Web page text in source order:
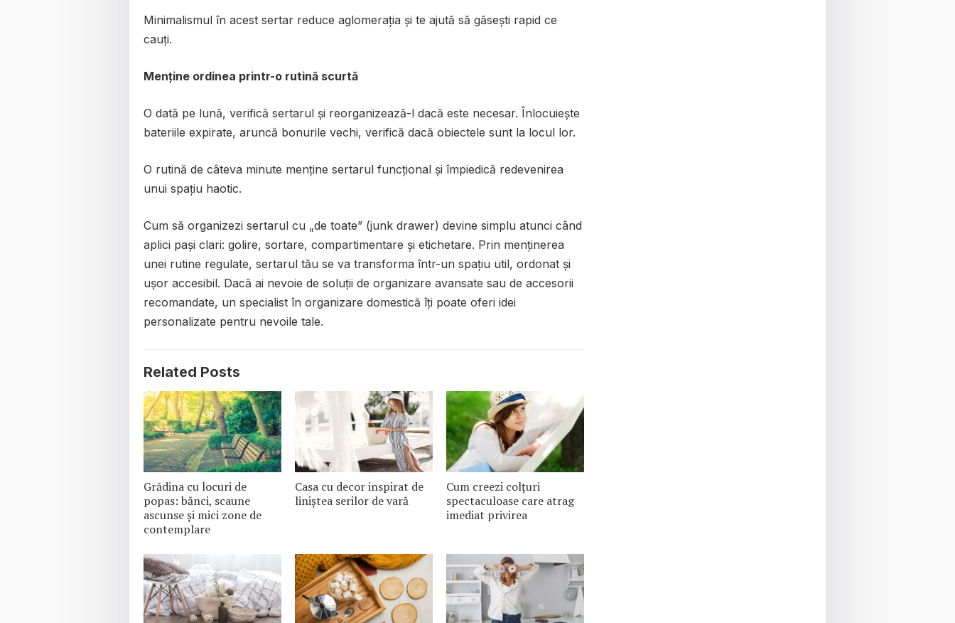
Minimalismul în acest sertar reduce aglomerația și te ajută să găsești rapid ce
cauți.
Menține ordinea printr-o rutină scurtă
O dată pe lună, verifică sertarul și reorganizează-l dacă este necesar. Înlocuiește
bateriile expirate, aruncă bonurile vechi, verifică dacă obiectele sunt la locul lor.
O rutină de câteva minute menține sertarul funcțional și împiedică redevenirea
unui spațiu haotic.
Cum să organizezi sertarul cu „de toate” (junk drawer) devine simplu atunci când
aplici pași clari: golire, sortare, compartimentare și etichetare. Prin menținerea
unei rutine regulate, sertarul tău se va transforma într-un spațiu util, ordonat și
ușor accesibil. Dacă ai nevoie de soluții de organizare avansate sau de accesorii
recomandate, un specialist în organizare domestică îți poate oferi idei
personalizate pentru nevoile tale.
Related Posts
Grădina cu locuri de
popas: bănci, scaune
ascunse și mici zone de
contemplare
Casa cu decor inspirat de
liniștea serilor de vară
Cum creezi colțuri
spectaculoase care atrag
imediat privirea